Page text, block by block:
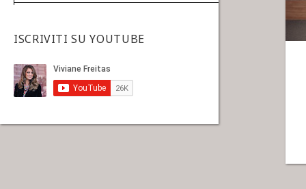
ISCRIVITI SU YOUTUBE